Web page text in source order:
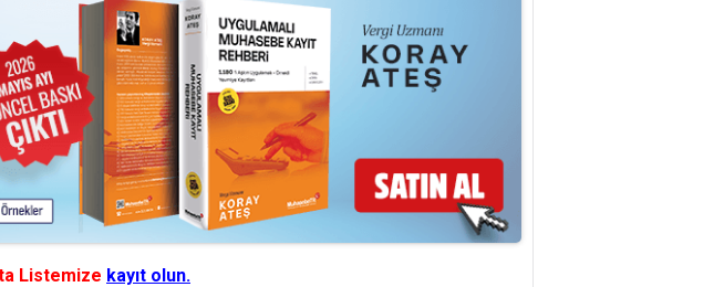
Listemize kayıt olun.